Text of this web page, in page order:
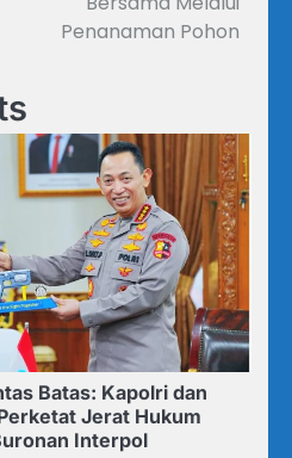
Penanaman Pohon
Batas: Kapolri dan
Jerat Hukum
Interpol